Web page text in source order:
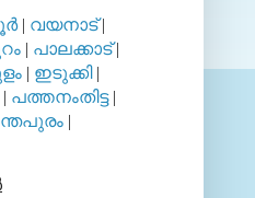
| വയനാട്|
| പാലക്കാട്|
| ഇടുക്കി|
| പത്തനംതിട്ട|
|